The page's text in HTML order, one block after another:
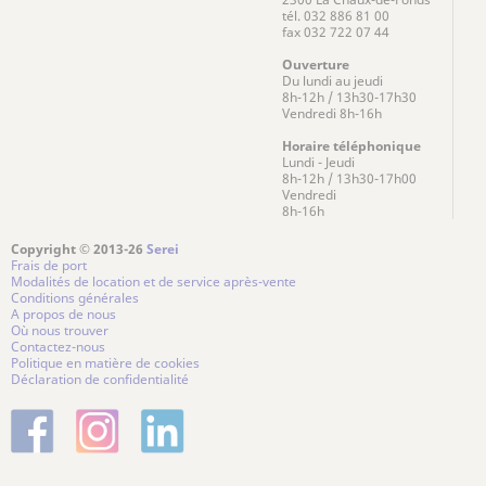
tél. 032 886 81 00
fax 032 722 07 44
Ouverture
Du lundi au jeudi
8h-12h / 13h30-17h30
Vendredi 8h-16h
Horaire téléphonique
Lundi - Jeudi
8h-12h / 13h30-17h00
Vendredi
8h-16h
Copyright © 2013-26 Serei
Frais de port
Modalités de location et de service après-vente
Conditions générales
A propos de nous
Où nous trouver
Contactez-nous
Politique en matière de cookies
Déclaration de confidentialité